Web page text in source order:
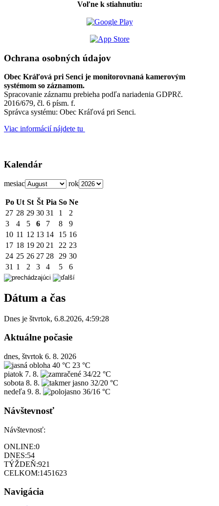
Voľne k stiahnutiu:
Ochrana osobných údajov
Obec Kráľová pri Senci je monitorovnaná kamerovým
systémom so záznamom.
Spracovanie záznamu prebieha podľa nariadenia GDPRč.
2016/679, čl. 6 písm. f.
Správca systému: Obec Kráľová pri Senci.
Viac informácií nájdete tu
Kalendár
mesiac rok
Po Ut St Št Pia So Ne
27 28 29 30 31 1
2
3
4 5 6 7 8
9
10 11 12 13 14 15 16
17 18 19 20 21 22 23
24 25 26 27 28 29 30
31 1 2 3 4 5 6
Dátum a čas
Dnes je štvrtok, 6.8.2026, 4:59:28
Aktuálne počasie
dnes, štvrtok 6. 8. 2026
40 °C 23 °C
piatok 7. 8.
34/22 °C
sobota 8. 8.
32/20 °C
nedeľa 9. 8. 36/16 °C
Návštevnosť
Návštevnosť:
ONLINE:0
DNES:54
TÝŽDEŇ:921
CELKOM:1451623
Navigácia